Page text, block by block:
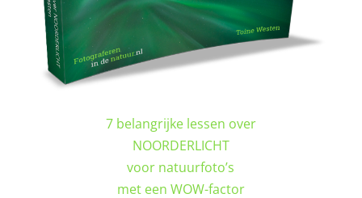
7 belangrijke lessen over
NOORDERLICHT
voor natuurfoto’s
met een WOW-factor